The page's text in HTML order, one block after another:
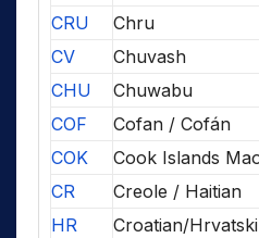
CRU
Chru
CV
Chuvash
CHU
Chuwabu
COF
Cofan / Cofán
COK
Cook Islands
CR
Creole / Haitian
HR
Croatian/Hrvatski